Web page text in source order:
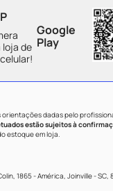
loja de
Google
Play
dadas pelo
estão sujeitos à
estoque em loja.
1865 - América, Joinville - SC,